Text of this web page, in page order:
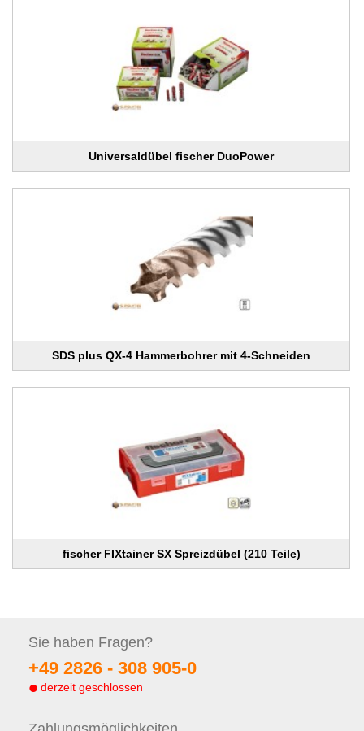
Universaldübel fischer DuoPower
SDS plus QX-4 Hammerbohrer mit 4-Schneiden
fischer FIXtainer SX Spreizdübel (210 Teile)
Sie haben Fragen?
+49 2826 - 308 905-0
derzeit geschlossen